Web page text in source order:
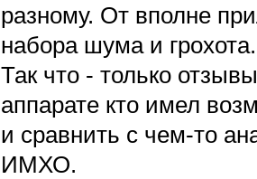
разному. От вполне
набора шума и
Так что - только
аппарате кто имел
и сравнить с чем-то
ИМХО.